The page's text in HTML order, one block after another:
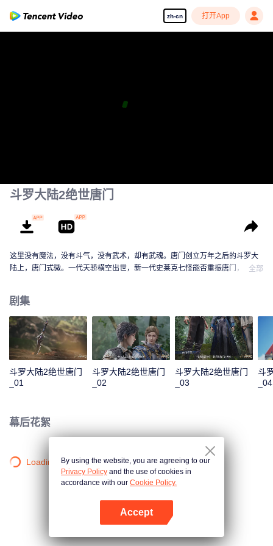
zh-cn 打开App
斗罗大陆2绝世唐门
这里没有魔法，没有斗气，没有武术，却有武魂。唐门创立万年之后的斗罗大
陆上，唐门式微。一代天骄横空出世，新一代史莱克七怪能否重振唐门，谱写
门能否重现辉煌？
全部
剧集
斗罗大陆2绝世唐门
_01
斗罗大陆2绝世唐门
_02
斗罗大陆2绝世唐门
_03
斗
_04
幕后花絮
Loading…By using the website, you are agreeing to our
Privacy Policy and the use of cookies in
accordance with our Cookie Policy.
Accept